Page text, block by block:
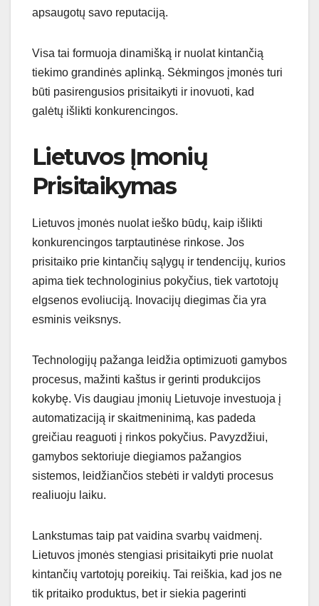
apsaugotų savo reputaciją.
Visa tai formuoja dinamišką ir nuolat kintančią
tiekimo grandinės aplinką. Sėkmingos įmonės turi
būti pasirengusios prisitaikyti ir inovuoti, kad
galėtų išlikti konkurencingos.
Lietuvos Įmonių
Prisitaikymas
Lietuvos įmonės nuolat ieško būdų, kaip išlikti
konkurencingos tarptautinėse rinkose. Jos
prisitaiko prie kintančių sąlygų ir tendencijų, kurios
apima tiek technologinius pokyčius, tiek vartotojų
elgsenos evoliuciją. Inovacijų diegimas čia yra
esminis veiksnys.
Technologijų pažanga leidžia optimizuoti gamybos
procesus, mažinti kaštus ir gerinti produkcijos
kokybę. Vis daugiau įmonių Lietuvoje investuoja į
automatizaciją ir skaitmeninimą, kas padeda
greičiau reaguoti į rinkos pokyčius. Pavyzdžiui,
gamybos sektoriuje diegiamos pažangios
sistemos, leidžiančios stebėti ir valdyti procesus
realiuoju laiku.
Lankstumas taip pat vaidina svarbų vaidmenį.
Lietuvos įmonės stengiasi prisitaikyti prie nuolat
kintančių vartotojų poreikių. Tai reiškia, kad jos ne
tik pritaiko produktus, bet ir siekia pagerinti